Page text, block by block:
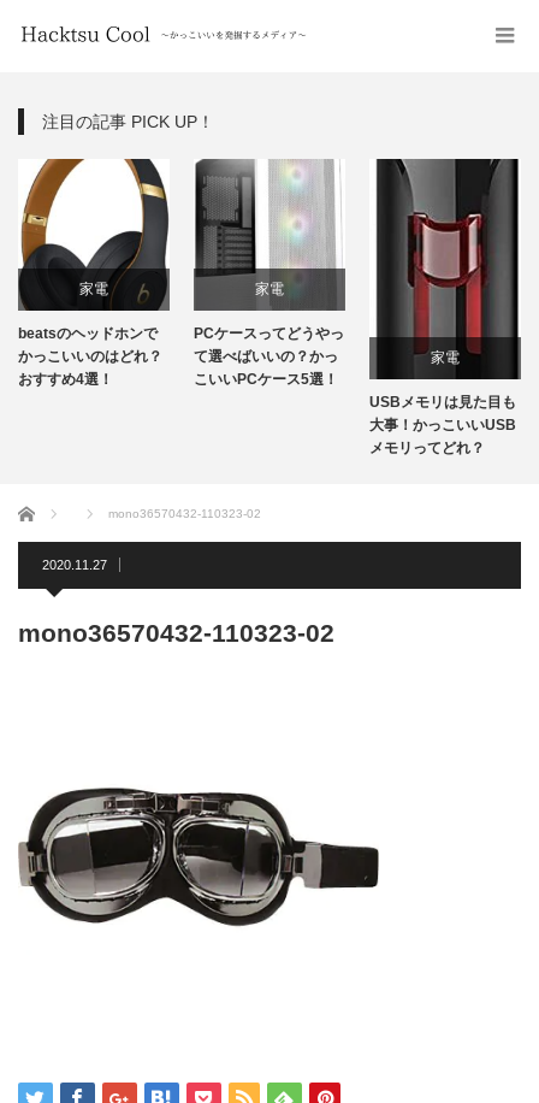
注目の記事 PICK UP！
家電
beatsのヘッドホンで
かっこいいのはどれ？
おすすめ4選！
家電
PCケースってどうやっ
て選べばいいの？かっ
こいいPCケース5選！
家電
USBメモリは見た目も
大事！かっこいいUSB
メモリってどれ？
ホーム mono36570432-110323-02
2020.11.27
mono36570432-110323-02